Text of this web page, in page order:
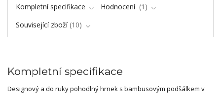
Kompletní specifikace Hodnocení
1
Související zboží 10
Kompletní specifikace
Designový a do ruky pohodlný hrnek s bambusovým podšálkem v